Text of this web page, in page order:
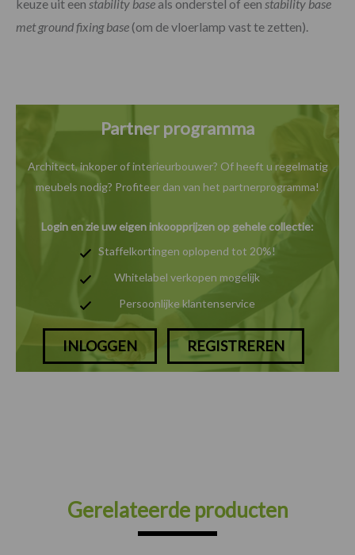
keuze uit een stability base als onderstel of een stability base
met ground fixing base (om de vloerlamp vast te zetten).
Partner programma
Architect, inkoper of interieurbouwer? Of heeft u regelmatig
meubels nodig? Profiteer dan van het partnerprogramma!
Login en zie uw eigen inkoopprijzen op gehele collectie:
Staffelkortingen oplopend tot 20%!
Whitelabel verkopen mogelijk
Persoonlijke klantenservice
INLOGGEN REGISTREREN
Gerelateerde producten